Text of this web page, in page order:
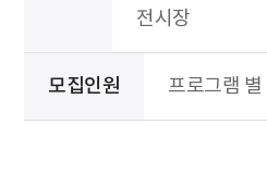
전시장
모집인원 프로그램 별